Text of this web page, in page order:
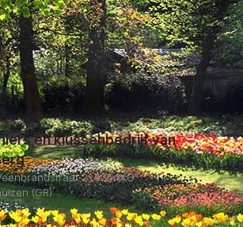
en klussenbedrijf van
2, 9354XG
(GR)